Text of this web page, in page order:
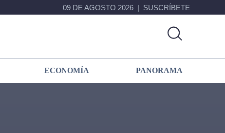
09 DE AGOSTO 2026 SUSCRÍBETE
ECONOMÍA PANORAMA